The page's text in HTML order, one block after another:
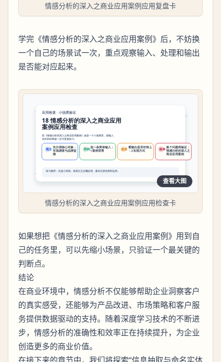
情感分析的深入之商业应用案例应用复盘卡
学完《情感分析的深入之商业应用案例》后，不妨换
一个自己的场景试一次，重点观察输入、处理和输出
是否能对应起来。
查看大图
情感分析的深入之商业应用案例应用检查卡
如果想把《情感分析的深入之商业应用案例》用到自
己的任务里，可以先缩小场景，只验证一个最关键的
判断点。
结论
在商业环境中，情感分析不仅能够帮助企业洞察客户
的真实感受，还能够为产品改进、市场策略和客户服
务提供数据驱动的支持。随着深度学习技术的不断进
步，情感分析的准确性和效率正在持续提升，为企业
创造更多的商业价值。